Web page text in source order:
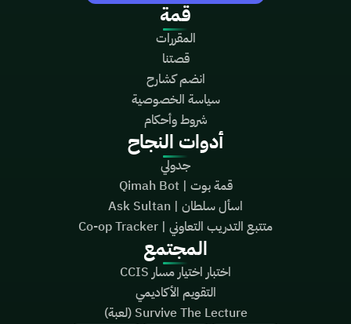
قمة
المقررات
قصتنا
انضم كشارح
سياسة الخصوصية
شروط وأحكام
أدوات النجاح
جدولي
قمة بوت | Qimah Bot
اسأل سلطان | Ask Sultan
متتبع التدريب التعاوني | Co-op Tracker
المجتمع
اختبار اختيار مسار CCIS
التقويم الأكاديمي
Survive The Lecture (لعبة)